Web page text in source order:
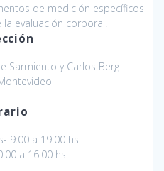
de medición específicos
evaluación corporal.
Sarmiento y Carlos Berg
9:00 a 19:00 hs
a 16:00 hs